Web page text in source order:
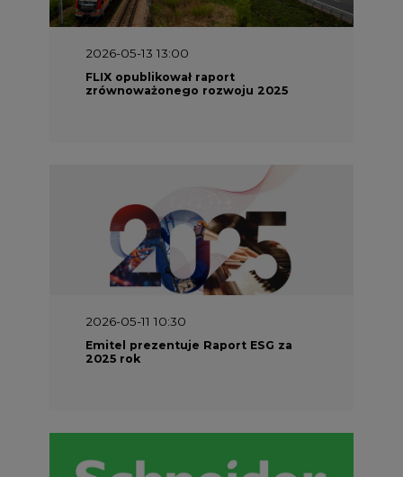
2026-05-13 13:00
FLIX opublikował raport
zrównoważonego rozwoju 2025
2026-05-11 10:30
Emitel prezentuje Raport ESG za
2025 rok